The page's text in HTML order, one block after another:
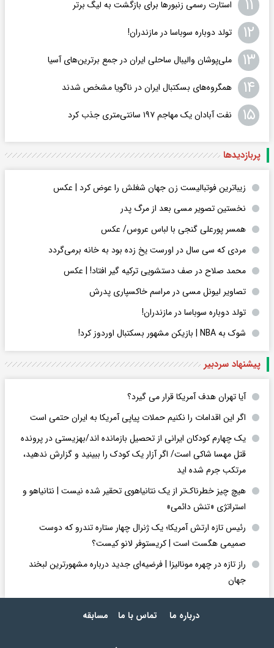
۱۱ استارت رسمی زنبورها برای بازگشت به لیگ برتر
۱۲ تولد دوباره سوباسا در مازندران!
۱۳ ملی‌پوشان والیبال ساحلی ایران در جمع برترین‌های آسیا
۱۴ همگروه‌های بسکتبال ایران در ناگویا مشخص شدند
۱۵ نفت آبادان یک مهاجم ۱۹۷ سانتی‌متری جذب کرد
پربازدید‌ها
زیباترین فوتبالیست زن جهان شغلش را عوض کرد | عکس
نخستین تصویر مسی بعد از مرگ پدر
همسر پورعلی گنجی با لباس عروس/ عکس
مردی که سی سال در اورست یخ زده بود به خانه برمی‌گردد
محمد صلاح در صف دستشویی ترکیه گیر افتاد! | عکس
تصاویر لیونل مسی در مراسم خاکسپاری پدرش
تولد دوباره سوباسا در مازندران!
شوک به NBA | بازیکن مشهور بسکتبال اوردوز کرد!
پیشنهاد سردبیر
آیا تهران هدف آمریکا قرار می گیرد؟
اگر این اقدامات را نکنیم حملات پیاپی آمریکا به ایران حتمی است
یک چهارم کودکان ایرانی از تحصیل بازمانده اند/بهزیستی در پرونده
قتل مهسا شاکی است/ اگر آزار یک کودک را ببینید و گزارش ندهید،
مرتکب جرم شده اید
هیچ چیز خطرناک‌تر از یک نتانیاهوی تحقیر شده نیست | نتانیاهو و
استراتژی «تنش دائمی»
رئیس تازه ارتش آمریکا؛ یک ژنرال چهار ستاره تندرو که دوست
صمیمی هگست است | کریستوفر لانو کیست؟
راز تازه در چهره مونالیزا | فرضیه‌ای جدید درباره مشهورترین لبخند
جهان
درباره ما تماس با ما مسابقه